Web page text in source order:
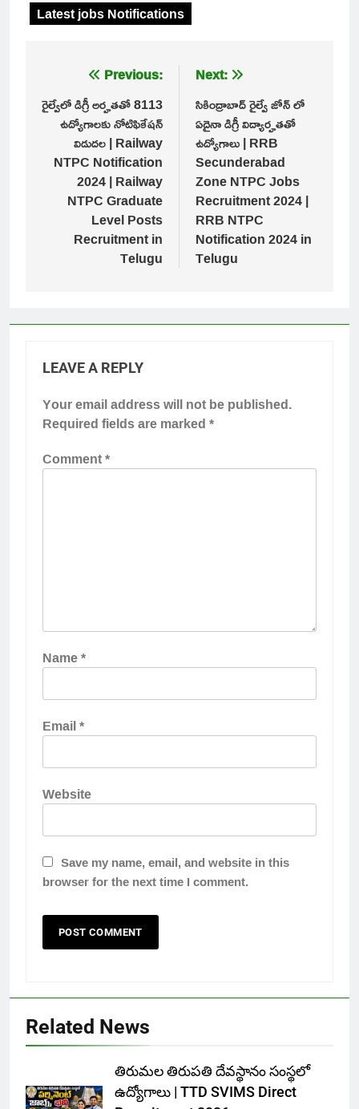
Latest jobs Notifications
navigation
Previous:
రైల్వేలో డిగ్రీ అర్హతతో 8113
ఉద్యోగాలకు నోటిఫికేషన్
విడుదల | Railway
NTPC Notification
2024 | Railway
NTPC Graduate
Level Posts
Recruitment in
Telugu
Next:
సికింద్రాబాద్ రైల్వే జోన్ లో
ఏదైనా డిగ్రీ విద్యార్హతతో
ఉద్యోగాలు | RRB
Secunderabad
Zone NTPC Jobs
Recruitment 2024 |
RRB NTPC
Notification 2024 in
Telugu
LEAVE A REPLY
Your email address will not be published.
Required fields are marked*
Comment*
Name*
Email*
Website
Save my name, email, and website in this
browser for the next time I comment.
Related News
తిరుమల తిరుపతి దేవస్థానం సంస్థలో
ఉద్యోగాలు | TTD SVIMS Direct